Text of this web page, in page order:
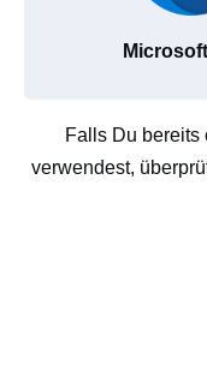
Falls Du bereits
verwendest,